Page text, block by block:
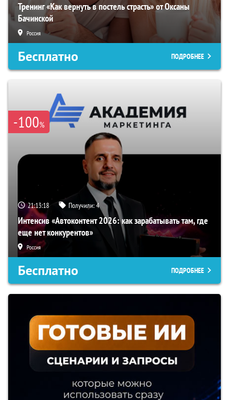
Тренинг «Как вернуть в постель страсть» от Оксаны
Бачинской
Россия
Бесплатно ПОДРОБНЕЕ
-100%
21:13:17 Получили:4
Интенсив «Автоконтент 2026: как зарабатывать там, где
еще нет конкурентов»
Россия
Бесплатно ПОДРОБНЕЕ